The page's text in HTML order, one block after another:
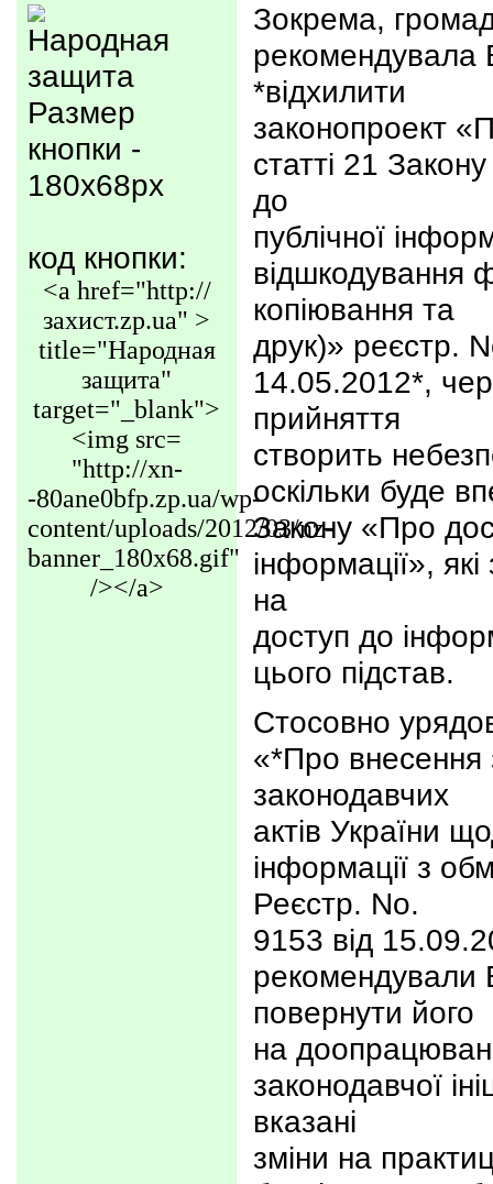
Размер
кнопки -
180x68px
код кнопки:
<a href="http://
захист.zp.ua" >
title="Народная
защита"
target="_blank">
<img src=
"http://xn-
-80ane0bfp.zp.ua/wp-
content/uploads/2012/03/nz-
banner_180x68.gif"
/></a>
Зокрема,
рекомендувала
*відхилити
законопроект
статті 21
до
публічної
відшкодування
копіювання та
друк)» реєстр.
14.05.2012*,
прийняття
створить
оскільки буде
Закону «Про
інформації»,
на
доступ до
цього підстав.
Стосовно
«*Про внесення
законодавчих
актів України
інформації з
Реєстр. No.
9153 від
рекомендували
повернути його
на
законодавчої
вказані
зміни на